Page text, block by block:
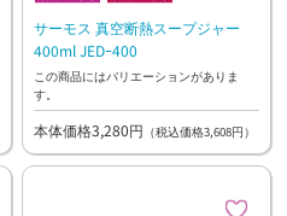
サーモス 真空断熱スープジャー
400ml JEDｰ400
この商品にはバリエーションがありま
す。
本体価格3,280円 （税込価格3,608円）